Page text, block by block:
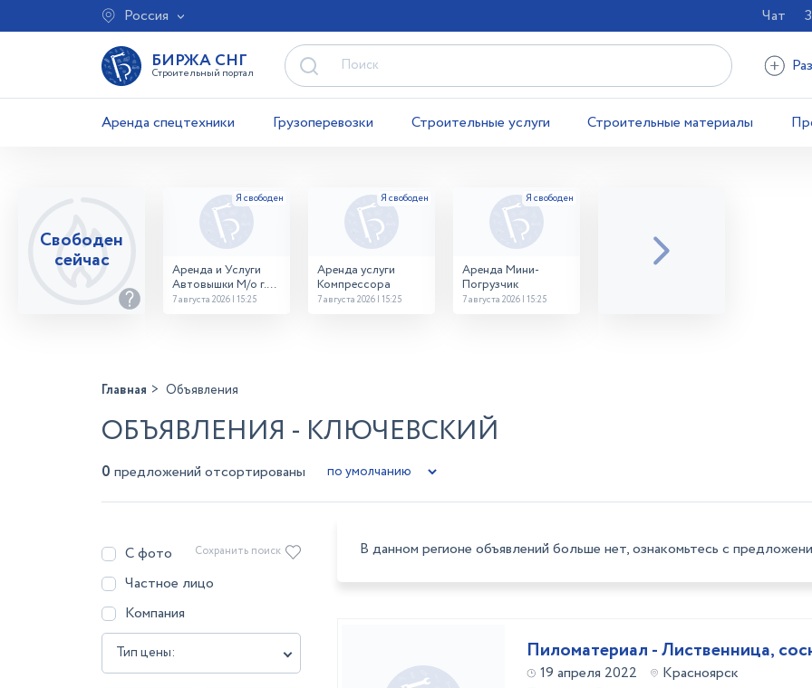
Россия Чат
БИРЖА СНГ
Строительный портал
Аренда спецтехники Грузоперевозки Строительные услуги Строительные материалы
Свободен
сейчас
Аренда и Услуги
Автовышки М/о г.
Домодедово
7 августа 2026 | 15:25
Аренда услуги
Компрессора
7 августа 2026 | 15:25
Аренда Мини-
Погрузчик
7 августа 2026 | 15:25
Главная Объявления
ОБЪЯВЛЕНИЯ - КЛЮЧЕВСКИЙ
0 предложений отсортированы
С фото
Частное лицо
Компания
Тип цены:
Сохранить поиск В данном регионе объявлений больше нет, ознакомьтесь с
Пиломатериал - Лиственница,
19 апреля 2022
Красноярск